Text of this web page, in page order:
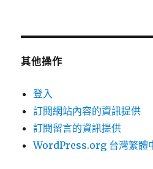
其他操作
登入
訂閱網站內容的資訊提供
訂閱留言的資訊提供
WordPress.org 台灣繁體